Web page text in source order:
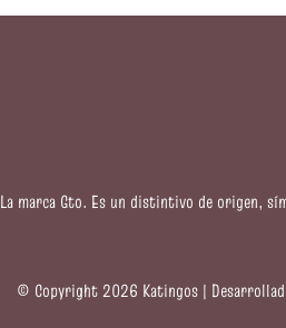
La marca Gto. Es un distintivo de origen,
© Copyright2026 Katingos |